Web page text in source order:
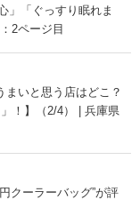
」「ぐっすり眠れま
2ページ目
いと思う店はどこ？
！】（2/4） | 兵庫県
クーラーバッグ”が評